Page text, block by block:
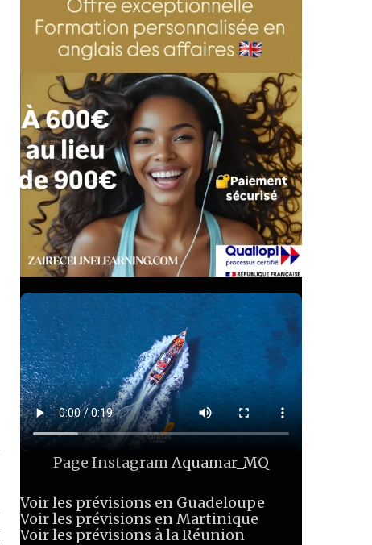
Page InstagramAquamar_MQ
Voir les prévisions en Guadeloupe
Voir les prévisions en Martinique
Voir les prévisions à la Réunion